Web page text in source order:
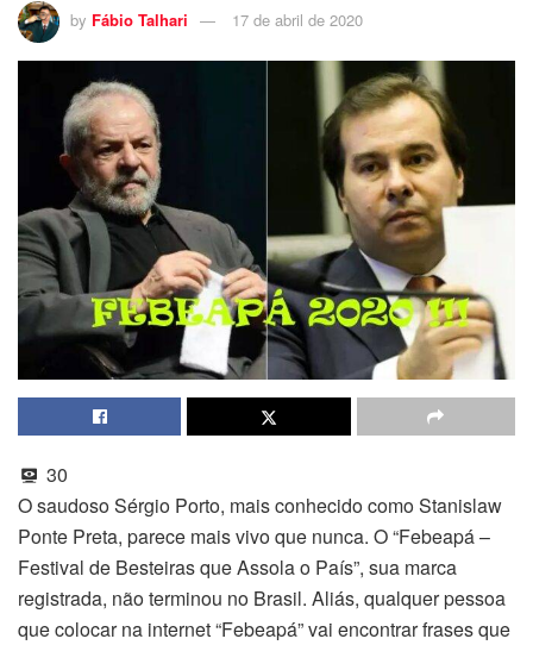
by Fábio Talhari 17 de abril de 2020
30
O saudoso Sérgio Porto, mais conhecido como Stanislaw
Ponte Preta, parece mais vivo que nunca. O “Febeapá –
Festival de Besteiras que Assola o País”, sua marca
registrada, não terminou no Brasil. Aliás, qualquer pessoa
que colocar na internet “Febeapá” vai encontrar frases que